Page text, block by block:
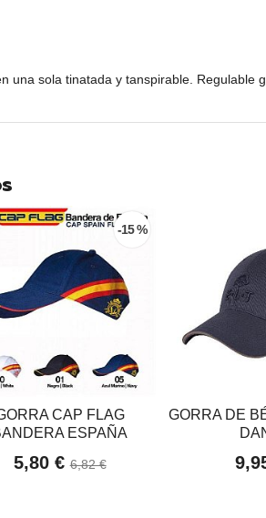
una sola tinatada y tanspirable. Regulable
-15 %
CAP FLAG
ESPAÑA
5,80 €6,82 €
GORRA DE